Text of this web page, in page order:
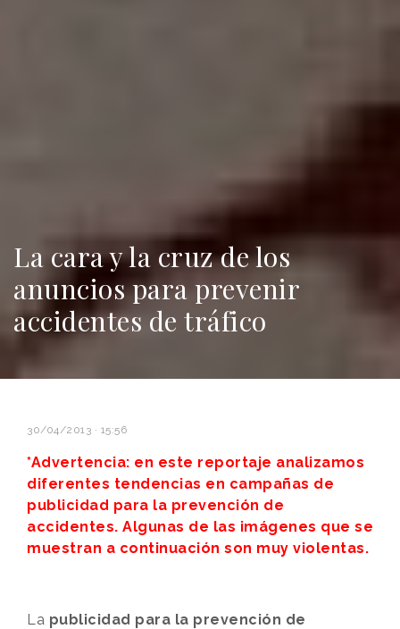
La cara y la cruz de los
anuncios para prevenir
accidentes de tráfico
30/04/2013 · 15:56
*Advertencia: en este reportaje analizamos
diferentes tendencias en campañas de
publicidad para la prevención de
accidentes. Algunas de las imágenes que se
muestran a continuación son muy violentas.
La publicidad para la prevención de